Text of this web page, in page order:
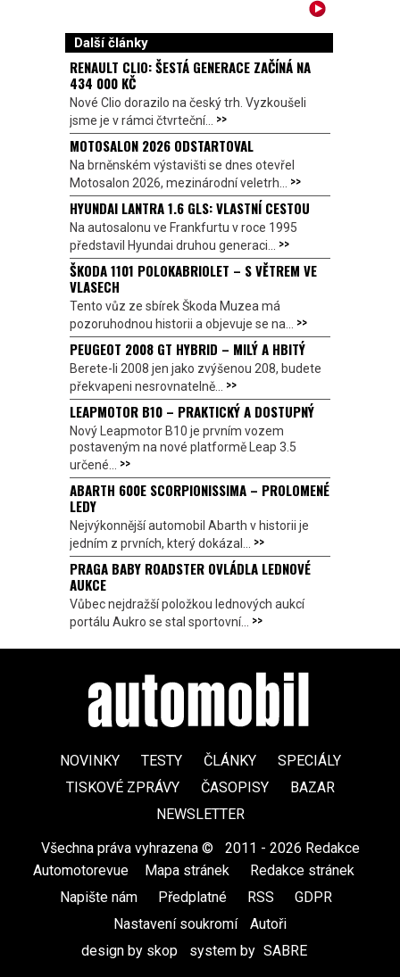
Další články
RENAULT CLIO: ŠESTÁ GENERACE ZAČÍNÁ NA
434 000 KČ
Nové Clio dorazilo na český trh. Vyzkoušeli
jsme je v rámci čtvrteční... >>
MOTOSALON 2026 ODSTARTOVAL
Na brněnském výstavišti se dnes otevřel
Motosalon 2026, mezinárodní veletrh... >>
HYUNDAI LANTRA 1.6 GLS: VLASTNÍ CESTOU
Na autosalonu ve Frankfurtu v roce 1995
představil Hyundai druhou generaci... >>
ŠKODA 1101 POLOKABRIOLET – S VĚTREM VE
VLASECH
Tento vůz ze sbírek Škoda Muzea má
pozoruhodnou historii a objevuje se na... >>
PEUGEOT 2008 GT HYBRID – MILÝ A HBITÝ
Berete-li 2008 jen jako zvýšenou 208, budete
překvapeni nesrovnatelně... >>
LEAPMOTOR B10 – PRAKTICKÝ A DOSTUPNÝ
Nový Leapmotor B10 je prvním vozem
postaveným na nové platformě Leap 3.5
určené... >>
ABARTH 600E SCORPIONISSIMA – PROLOMENÉ
LEDY
Nejvýkonnější automobil Abarth v historii je
jedním z prvních, který dokázal... >>
PRAGA BABY ROADSTER OVLÁDLA LEDNOVÉ
AUKCE
Vůbec nejdražší položkou lednových aukcí
portálu Aukro se stal sportovní... >>
NOVINKY TESTY ČLÁNKY
SPECIÁLY
TISKOVÉ ZPRÁVY
ČASOPISY
BAZAR
NEWSLETTER
Všechna práva vyhrazena ©
2011 - 2026 Redakce
Automotorevue
Mapa stránek Redakce stránek
Napište nám
Předplatné RSS GDPR
Nastavení soukromí
Autoři
design by skop
system by SABRE